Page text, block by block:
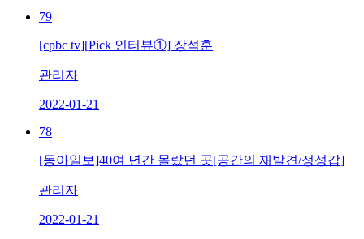
79
[cpbc tv][Pick 인터뷰①] 장석훈
관리자
2022-01-21
78
[동아일보]40여 년간 몰랐던 곳[공간의 재발견/정성갑]
관리자
2022-01-21